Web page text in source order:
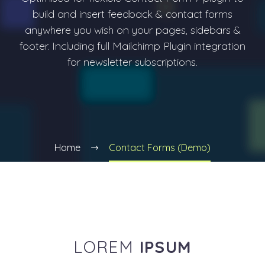
build and insert feedback & contact forms
anywhere you wish on your pages, sidebars &
footer. Including full Mailchimp Plugin integration
for newsletter subscriptions.
Home Contact Forms (Demo)
LOREM IPSUM